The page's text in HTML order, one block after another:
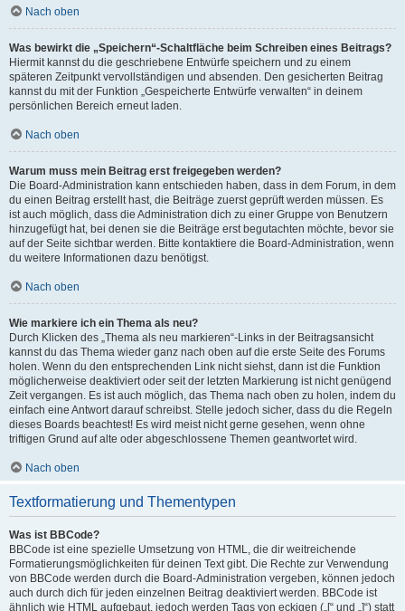
Nach oben
Was bewirkt die „Speichern“-Schaltfläche beim Schreiben eines Beitrags?
Hiermit kannst du die geschriebene Entwürfe speichern und zu einem
späteren Zeitpunkt vervollständigen und absenden. Den gesicherten Beitrag
kannst du mit der Funktion „Gespeicherte Entwürfe verwalten“ in deinem
persönlichen Bereich erneut laden.
Nach oben
Warum muss mein Beitrag erst freigegeben werden?
Die Board-Administration kann entschieden haben, dass in dem Forum, in dem
du einen Beitrag erstellt hast, die Beiträge zuerst geprüft werden müssen. Es
ist auch möglich, dass die Administration dich zu einer Gruppe von Benutzern
hinzugefügt hat, bei denen sie die Beiträge erst begutachten möchte, bevor sie
auf der Seite sichtbar werden. Bitte kontaktiere die Board-Administration, wenn
du weitere Informationen dazu benötigst.
Nach oben
Wie markiere ich ein Thema als neu?
Durch Klicken des „Thema als neu markieren“-Links in der Beitragsansicht
kannst du das Thema wieder ganz nach oben auf die erste Seite des Forums
holen. Wenn du den entsprechenden Link nicht siehst, dann ist die Funktion
möglicherweise deaktiviert oder seit der letzten Markierung ist nicht genügend
Zeit vergangen. Es ist auch möglich, das Thema nach oben zu holen, indem du
einfach eine Antwort darauf schreibst. Stelle jedoch sicher, dass du die Regeln
dieses Boards beachtest! Es wird meist nicht gerne gesehen, wenn ohne
triftigen Grund auf alte oder abgeschlossene Themen geantwortet wird.
Nach oben
Textformatierung und Thementypen
Was ist BBCode?
BBCode ist eine spezielle Umsetzung von HTML, die dir weitreichende
Formatierungsmöglichkeiten für deinen Text gibt. Die Rechte zur Verwendung
von BBCode werden durch die Board-Administration vergeben, können jedoch
auch durch dich für jeden einzelnen Beitrag deaktiviert werden. BBCode ist
ähnlich wie HTML aufgebaut, jedoch werden Tags von eckigen („[“ und „]“) statt